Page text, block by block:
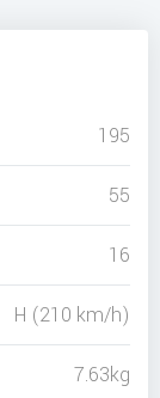
195
55
16
H (210 km/h)
7.63kg